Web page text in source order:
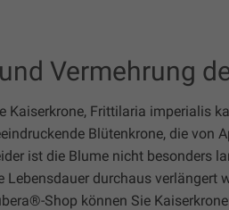
Vermehrung
Kaiserkrone, Frittilaria imperialis
Blütenkrone, die von
ist die Blume nicht besonders
Lebensdauer durchaus verlängert
Shop können Sie